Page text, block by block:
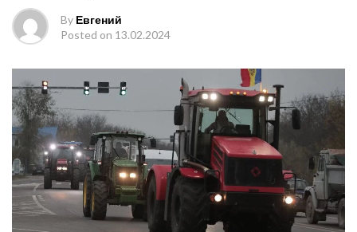
By Евгений
Posted on 13.02.2024